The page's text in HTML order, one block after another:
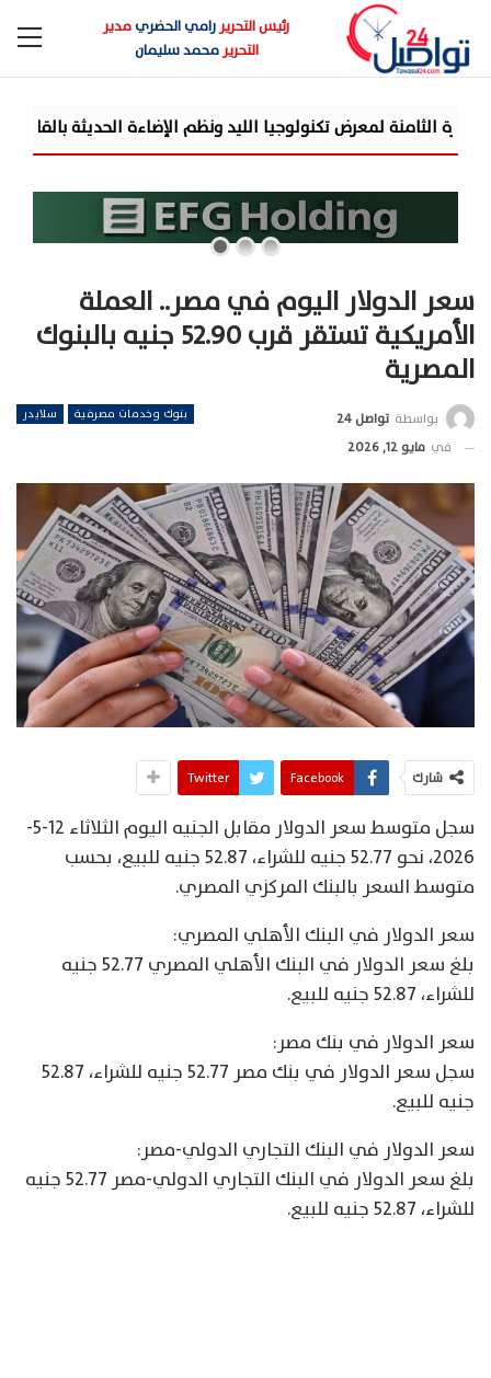
رئيس التحريررامي الحضريمدير
التحريرمحمد سليمان
سعر الدولار اليوم في مصر.. العملة
الأمريكية تستقر قرب 52.90 جنيه بالبنوك
المصرية
بنوك وخدمات مصرفية سلايدر بواسطة تواصل 24
في مايو 12, 2026
شارك Facebook
Twitter
سجل متوسط سعر الدولار مقابل الجنيه اليوم الثلاثاء 12-5-
2026، نحو 52.77 جنيه للشراء، 52.87 جنيه للبيع، بحسب
متوسط السعر بالبنك المركزي المصري.
سعر الدولار في البنك الأهلي المصري:
بلغ سعر الدولار في البنك الأهلي المصري 52.77 جنيه
للشراء، 52.87 جنيه للبيع.
سعر الدولار في بنك مصر:
سجل سعر الدولار في بنك مصر 52.77 جنيه للشراء، 52.87
جنيه للبيع.
سعر الدولار في البنك التجاري الدولي-مصر:
بلغ سعر الدولار في البنك التجاري الدولي-مصر 52.77 جنيه
للشراء، 52.87 جنيه للبيع.